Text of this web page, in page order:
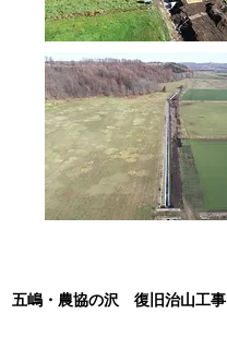
​五嶋・農協の沢 復旧治山工事